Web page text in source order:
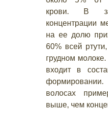
крови. В
концентрации
на ее долю
60% всей
грудном
входит в
волосах
выше, чем